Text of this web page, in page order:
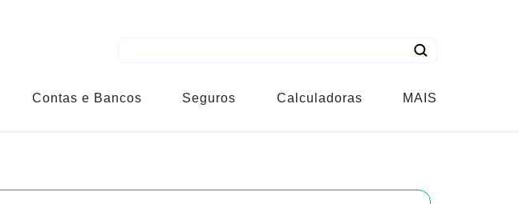
Contas e Bancos Seguros Calculadoras MAIS